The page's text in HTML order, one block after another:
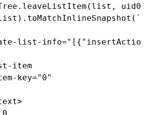
.leaveListItem (list ,
uid0);
.toMatchInlineSnapshot ( `
list-
item
key="0"